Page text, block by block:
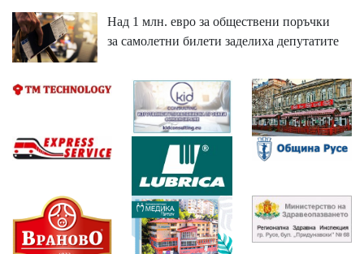
Над 1 млн. евро за обществени поръчки
за самолетни билети заделиха депутатите